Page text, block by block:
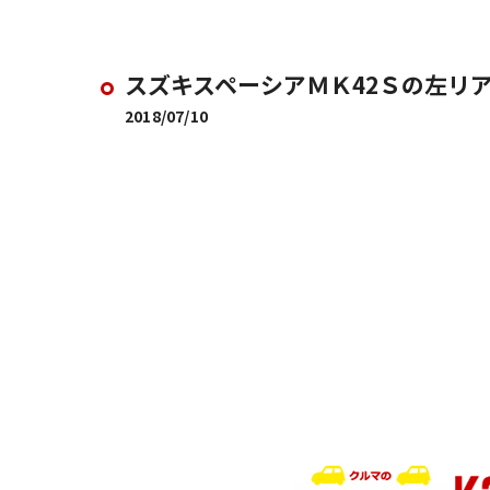
スズキスペーシアＭＫ42Ｓの左リ
2018/07/10